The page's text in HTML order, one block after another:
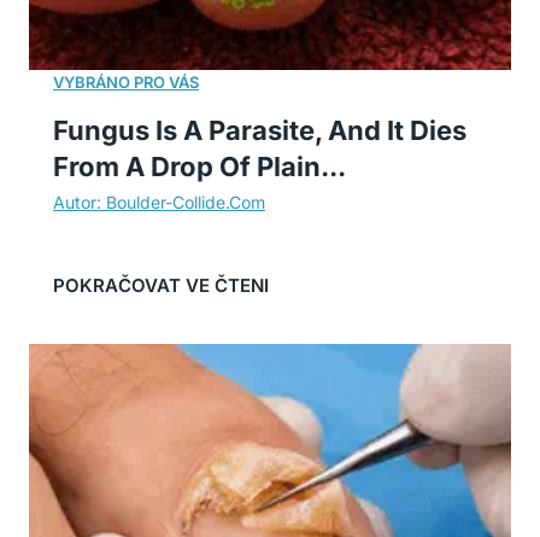
Fungus Is A Parasite, And It Dies
From A Drop Of Plain...